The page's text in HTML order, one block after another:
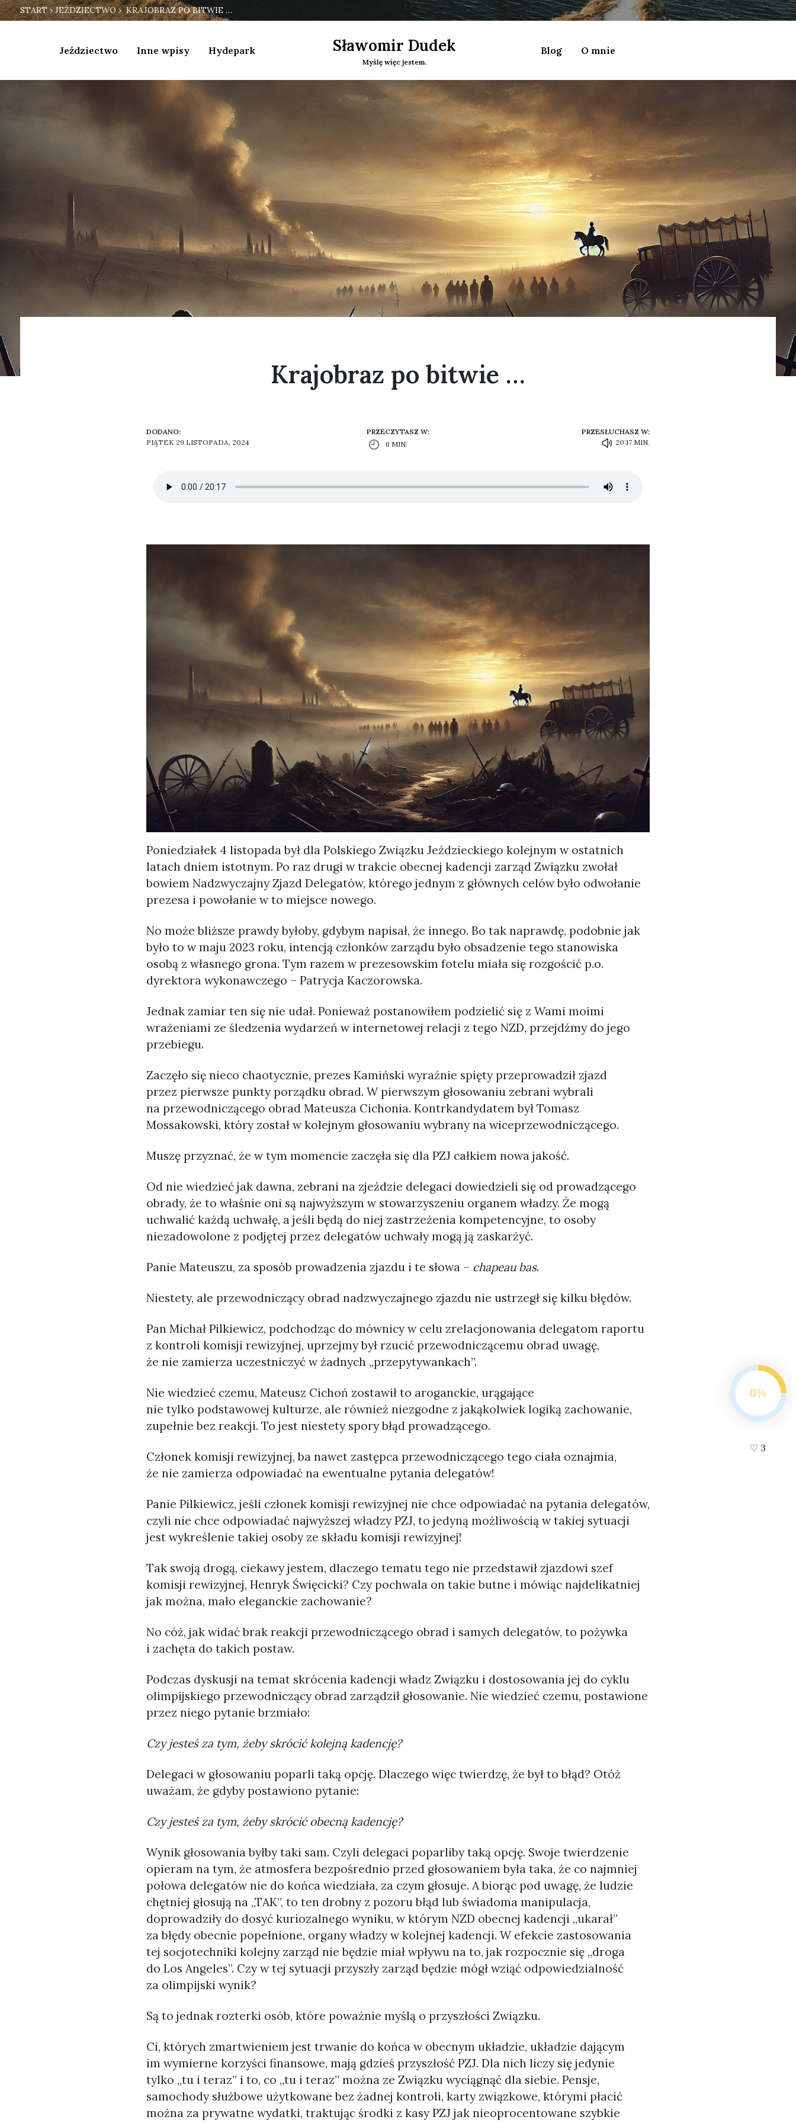
START›JEŹDZIECTWO› KRAJOBRAZ PO BITWIE …
Jeździectwo Inne wpisy Hydepark Sławomir Dudek
Myślę więc jestem.
Blog O mnie
Krajobraz po bitwie …
DODANO:
PIĄTEK 29 LISTOPADA, 2024
PRZECZYTASZ W:
6 MIN.
PRZESŁUCHASZ W:
20:17 MIN.
Poniedziałek 4 listopada był dla Polskiego Związku Jeździeckiego kolejnym w ostatnich
latach dniem istotnym. Po raz drugi w trakcie obecnej kadencji zarząd Związku zwołał
bowiem Nadzwyczajny Zjazd Delegatów, którego jednym z głównych celów było odwołanie
prezesa i powołanie w to miejsce nowego.
No może bliższe prawdy byłoby, gdybym napisał, że innego. Bo tak naprawdę, podobnie jak
było to w maju 2023 roku, intencją członków zarządu było obsadzenie tego stanowiska
osobą z własnego grona. Tym razem w prezesowskim fotelu miała się rozgościć p.o.
dyrektora wykonawczego – Patrycja Kaczorowska.
Jednak zamiar ten się nie udał. Ponieważ postanowiłem podzielić się z Wami moimi
wrażeniami ze śledzenia wydarzeń w internetowej relacji z tego NZD, przejdźmy do jego
przebiegu.
Zaczęło się nieco chaotycznie, prezes Kamiński wyraźnie spięty przeprowadził zjazd
przez pierwsze punkty porządku obrad. W pierwszym głosowaniu zebrani wybrali
na przewodniczącego obrad Mateusza Cichonia. Kontrkandydatem był Tomasz
Mossakowski, który został w kolejnym głosowaniu wybrany na wiceprzewodniczącego.
Muszę przyznać, że w tym momencie zaczęła się dla PZJ całkiem nowa jakość.
Od nie wiedzieć jak dawna, zebrani na zjeździe delegaci dowiedzieli się od prowadzącego
obrady, że to właśnie oni są najwyższym w stowarzyszeniu organem władzy. Że mogą
uchwalić każdą uchwałę, a jeśli będą do niej zastrzeżenia kompetencyjne, to osoby
niezadowolone z podjętej przez delegatów uchwały mogą ją zaskarżyć.
Panie Mateuszu, za sposób prowadzenia zjazdu i te słowa – chapeau bas.
Niestety, ale przewodniczący obrad nadzwyczajnego zjazdu nie ustrzegł się kilku błędów.
Pan Michał Pilkiewicz, podchodząc do mównicy w celu zrelacjonowania delegatom raportu
z kontroli komisji rewizyjnej, uprzejmy był rzucić przewodniczącemu obrad uwagę,
że nie zamierza uczestniczyć w żadnych „przepytywankach”.
Nie wiedzieć czemu, Mateusz Cichoń zostawił to aroganckie, urągające
nie tylko podstawowej kulturze, ale również niezgodne z jakąkolwiek logiką zachowanie,
zupełnie bez reakcji. To jest niestety spory błąd prowadzącego.
Członek komisji rewizyjnej, ba nawet zastępca przewodniczącego tego ciała oznajmia,
że nie zamierza odpowiadać na ewentualne pytania delegatów!
Panie Pilkiewicz, jeśli członek komisji rewizyjnej nie chce odpowiadać na pytania delegatów,
czyli nie chce odpowiadać najwyższej władzy PZJ, to jedyną możliwością w takiej sytuacji
jest wykreślenie takiej osoby ze składu komisji rewizyjnej!
Tak swoją drogą, ciekawy jestem, dlaczego tematu tego nie przedstawił zjazdowi szef
komisji rewizyjnej, Henryk Święcicki? Czy pochwala on takie butne i mówiąc najdelikatniej
jak można, mało eleganckie zachowanie?
No cóż, jak widać brak reakcji przewodniczącego obrad i samych delegatów, to pożywka
i zachęta do takich postaw.
Podczas dyskusji na temat skrócenia kadencji władz Związku i dostosowania jej do cyklu
olimpijskiego przewodniczący obrad zarządził głosowanie. Nie wiedzieć czemu, postawione
przez niego pytanie brzmiało:
Czy jesteś za tym, żeby skrócić kolejną kadencję?
Delegaci w głosowaniu poparli taką opcję. Dlaczego więc twierdzę, że był to błąd? Otóż
uważam, że gdyby postawiono pytanie:
Czy jesteś za tym, żeby skrócić obecną kadencję?
Wynik głosowania byłby taki sam. Czyli delegaci poparliby taką opcję. Swoje twierdzenie
opieram na tym, że atmosfera bezpośrednio przed głosowaniem była taka, że co najmniej
połowa delegatów nie do końca wiedziała, za czym głosuje. A biorąc pod uwagę, że ludzie
chętniej głosują na „TAK”, to ten drobny z pozoru błąd lub świadoma manipulacja,
doprowadziły do dosyć kuriozalnego wyniku, w którym NZD obecnej kadencji „ukarał”
za błędy obecnie popełnione, organy władzy w kolejnej kadencji. W efekcie zastosowania
tej socjotechniki kolejny zarząd nie będzie miał wpływu na to, jak rozpocznie się „droga
do Los Angeles”. Czy w tej sytuacji przyszły zarząd będzie mógł wziąć odpowiedzialność
za olimpijski wynik?
Są to jednak rozterki osób, które poważnie myślą o przyszłości Związku.
Ci, których zmartwieniem jest trwanie do końca w obecnym układzie, układzie dającym
im wymierne korzyści finansowe, mają gdzieś przyszłość PZJ. Dla nich liczy się jedynie
tylko „tu i teraz” i to, co „tu i teraz” można ze Związku wyciągnąć dla siebie. Pensje,
samochody służbowe użytkowane bez żadnej kontroli, karty związkowe, którymi płacić
można za prywatne wydatki, traktując środki z kasy PZJ jak nieoprocentowane szybkie
♡ 3